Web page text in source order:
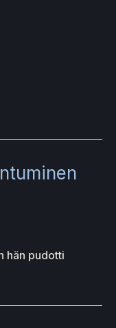
hän pudotti